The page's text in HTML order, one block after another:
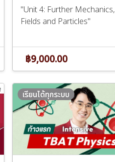
"Unit 4: Further Mechanics,
Fields and Particles"
฿9,000.00
เรียนได้ทุกระบบ